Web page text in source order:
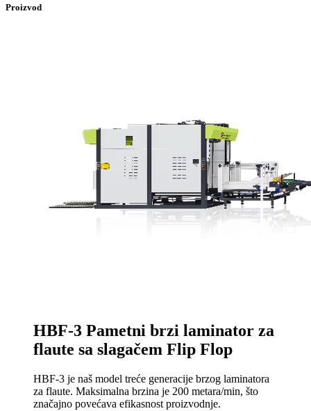
Proizvod
HBF-3 Pametni brzi laminator za
flaute sa slagačem Flip Flop
HBF-3 je naš model treće generacije brzog laminatora
za flaute. Maksimalna brzina je 200 metara/min, što
značajno povećava efikasnost proizvodnje.